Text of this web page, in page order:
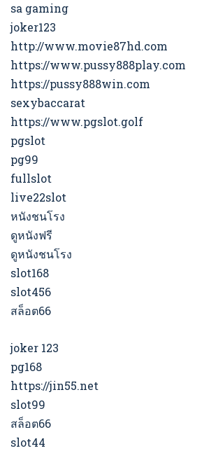
sa gaming
joker123
http://www.movie87hd.com
https://www.pussy888play.com
https://pussy888win.com
sexybaccarat
https://www.pgslot.golf
pgslot
pg99
fullslot
live22slot
หนังชนโรง
ดูหนังฟรี
ดูหนังชนโรง
slot168
slot456
สล็อต66
joker 123
pg168
https://jin55.net
slot99
สล็อต66
slot44